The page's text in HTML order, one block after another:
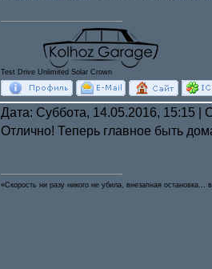
Test Drive Unlimited Solar Crown
Дата: Суббота, 14.05.2016, 15:15
Отлично! Теперь главное быть
«Скорость ни разу никого не убила, внезапная остановка…